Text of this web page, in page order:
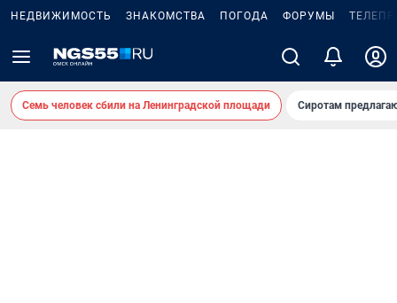
НЕДВИЖИМОСТЬ ЗНАКОМСТВА ПОГОДА ФОРУМЫ
Семь человек сбили на Ленинградской площади Сиротам